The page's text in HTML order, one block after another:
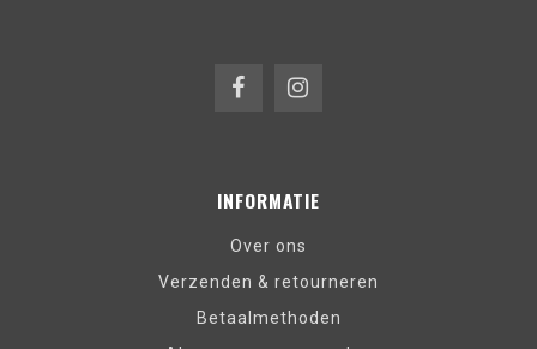
INFORMATIE
Over ons
Verzenden & retourneren
Betaalmethoden